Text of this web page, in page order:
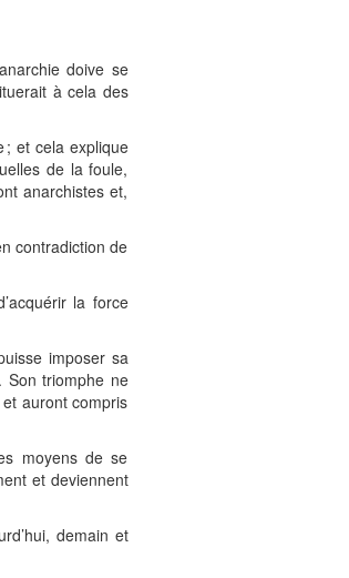
doive se
à cela des
; et cela explique
de la foule,
anarchistes et,
contradiction de
la force
imposer sa
Son triomphe ne
auront compris
moyens de se
et deviennent
demain et